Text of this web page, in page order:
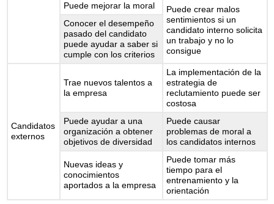
Puede mejorar la moral
Puede crear malos
sentimientos si un
candidato interno solicita
un trabajo y no lo
consigue
Conocer el desempeño
pasado del candidato
puede ayudar a saber si
cumple con los criterios
Candidatos
externos
Trae nuevos talentos a
la empresa
La implementación de la
estrategia de
reclutamiento puede ser
costosa
Puede ayudar a una
organización a obtener
objetivos de diversidad
Puede causar
problemas de moral a
los candidatos internos
Nuevas ideas y
conocimientos
aportados a la empresa
Puede tomar más
tiempo para el
entrenamiento y la
orientación